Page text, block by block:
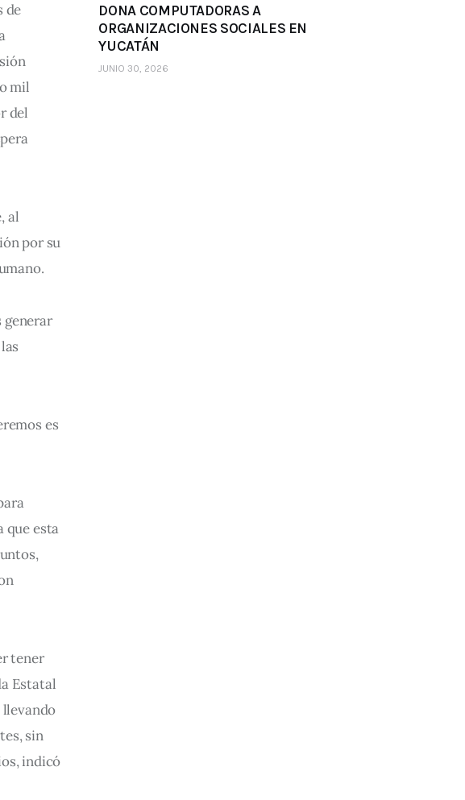
de
mil
del
al
por su
generar
es
que esta
tener
Estatal
llevando
sin
indicó
DONA COMPUTADORAS A
ORGANIZACIONES SOCIALES EN
YUCATÁN
JUNIO 30, 2026